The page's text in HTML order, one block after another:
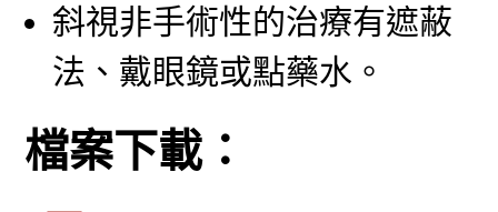
斜視非手術性的治療有遮蔽
法、戴眼鏡或點藥水。
檔案下載：